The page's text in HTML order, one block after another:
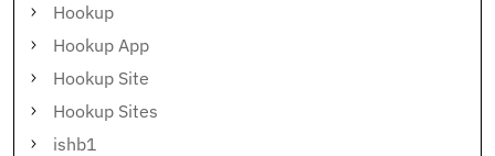
Hookup
Hookup App
Hookup Site
Hookup Sites
ishb1